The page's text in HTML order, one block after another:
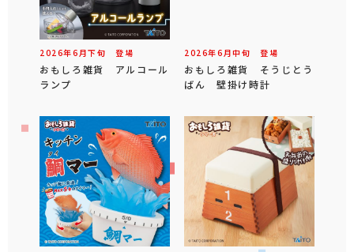
2026年6 月下旬 登場
おもしろ雑貨 アルコール
ランプ
2026年6 月中旬 登場
おもしろ雑貨 そうじとう
ばん 壁掛け時計